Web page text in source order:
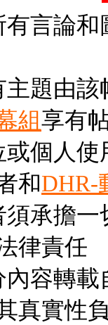
有言論
主題由
組享有
或個人
和DHR-
須承擔
律責任
內容轉
真實性